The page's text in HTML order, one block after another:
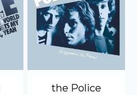
the Police